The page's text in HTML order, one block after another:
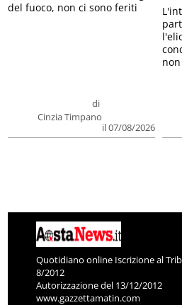
di
Cinzia Timpano
il 07/08/2026
del fuoco, non ci sono feriti
Quotidiano online Iscrizione al
8/2012
Autorizzazione del 13/12/2012
www.gazzettamatin.com